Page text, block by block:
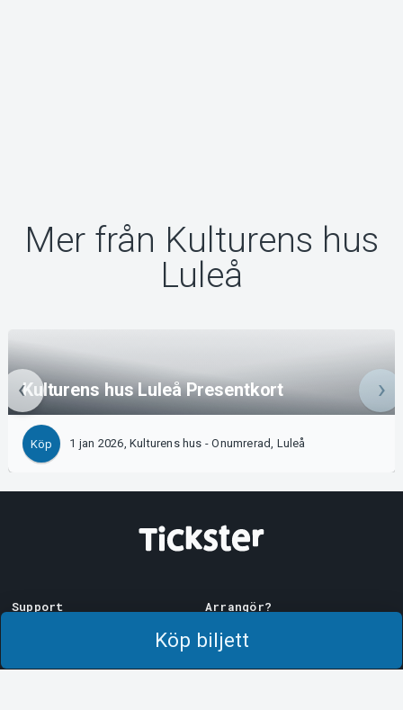
Köp biljett
Mer från Kulturens hus
Luleå
Kulturens hus Luleå Presentkort
Köp 1 jan 2026, Kulturens hus - Onumrerad, Luleå
Support
Arrangör?
Logga in i Manager